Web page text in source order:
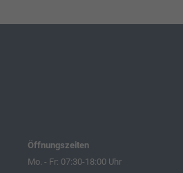
Öffnungszeiten
Mo. - Fr: 07:30-18:00 Uhr